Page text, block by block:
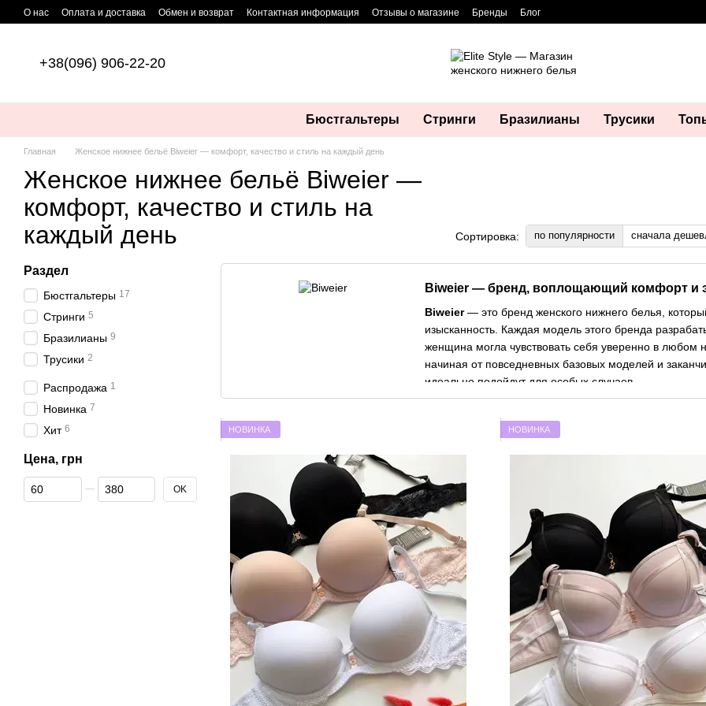
Перейти к основному контенту
О нас Оплата и доставка Обмен и возврат Контактная информация Отзывы о магазине Бренды Блог
+38(096) 906-22-20
Бюстгальтеры Стринги Бразилианы Трусики
Главная Женское нижнее бельё Biweier — комфорт, качество и стиль на каждый день
Женское нижнее бельё Biweier —
комфорт, качество и стиль на
каждый день
Сортировка: по популярности сначала
Biweier — бренд, воплощающий комфорт и
Biweier— это бренд женского нижнего белья,
изысканность. Каждая модель этого бренда
женщина могла чувствовать себя уверенно в любом
начиная от повседневных базовых моделей и
идеально подойдут для особых случаев.
как хлопок, микрофибра и кружево, которые
долговечность изделий. Модели бренда идеально
Biweierуниверсальным выбором для любой.
Ассортимент женского нижнего белья
В интернет-магазинеelitestyle.com.ua
Вы можете приобрести как классические
комплекты, которые добавят изысканности вашему
бельё, которое идеально подчёркивает формы и
Наш интернет-магазин предлагает возможность
индивидуальных покупок. Это даёт вам
за оптовые партии. Мы предлагаем широкий
подходящую модель для своего размера.
Преимущества нижнего белья Biweier
Высокое качество материалов:Каждая
тканей, что обеспечивает комфорт на весь день.
НОВИНКА НОВИНКА
Раздел
Бюстгальтеры 17
Стринги 5
Бразилианы 9
Трусики 2
Распродажа 1
Новинка 7
Хит 6
Цена, грн
От Цена, грн
До Цена, грн OK